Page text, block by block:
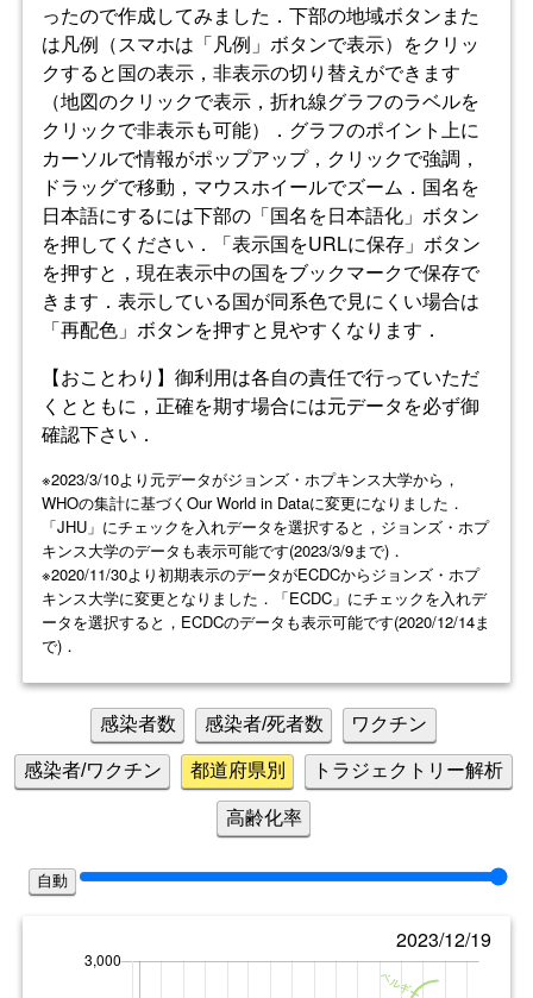
ったので作成してみました．下部の地域ボタンまた
は凡例（スマホは「凡例」ボタンで表示）をクリッ
クすると国の表示，非表示の切り替えができます
（地図のクリックで表示，折れ線グラフのラベルを
クリックで非表示も可能）．グラフのポイント上に
カーソルで情報がポップアップ，クリックで強調，
ドラッグで移動，マウスホイールでズーム．国名を
日本語にするには下部の「国名を日本語化」ボタン
を押してください．「表示国をURLに保存」ボタン
を押すと，現在表示中の国をブックマークで保存で
きます．表示している国が同系色で見にくい場合は
「再配色」ボタンを押すと見やすくなります．
【おことわり】御利用は各自の責任で行っていただ
くとともに，正確を期す場合には元データを必ず御
確認下さい．
※2023/3/10より元データがジョンズ・ホプキンス大学から，
WHOの集計に基づくOur World in Dataに変更になりました．
「JHU」にチェックを入れデータを選択すると，ジョンズ・ホプ
キンス大学のデータも表示可能です(2023/3/9まで)．
※2020/11/30より初期表示のデータがECDCからジョンズ・ホプ
キンス大学に変更となりました．「ECDC」にチェックを入れデ
ータを選択すると，ECDCのデータも表示可能です(2020/12/14ま
で)．
感染者数 感染者/死者数 ワクチン
感染者/ワクチン 都道府県別 トラジェクトリー解析
高齢化率
自動
2023/12/19